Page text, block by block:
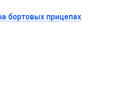
бортовых прицепах